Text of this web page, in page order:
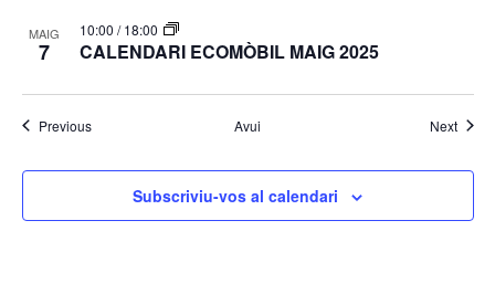
MAIG
7 CALENDARI ECOMÒBIL MAIG 2025
10:00 / 18:00
PreviousEsdeveniments Avui Next
Subscriviu-vos al calendari